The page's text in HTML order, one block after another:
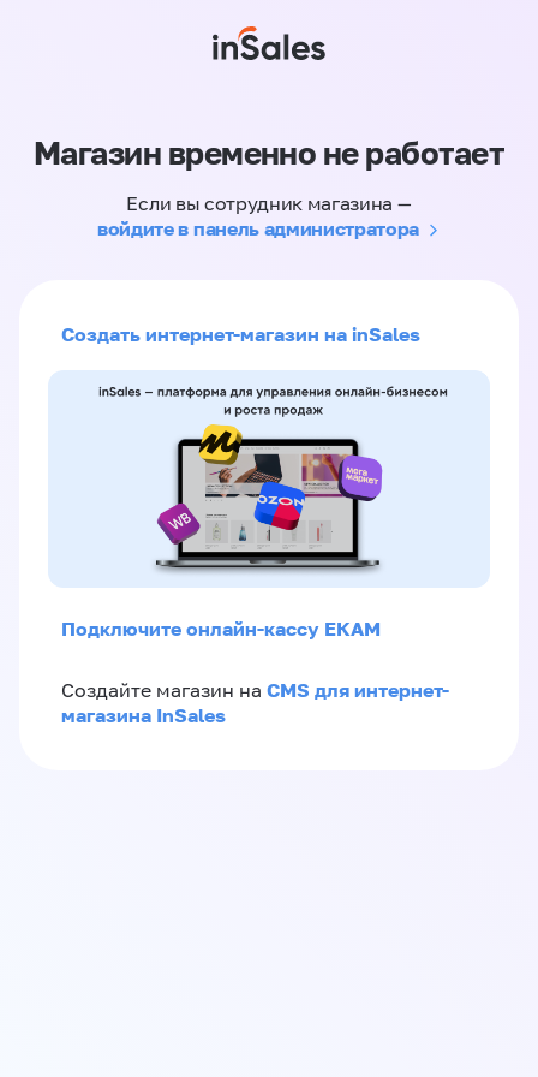
Магазин временно не работает
Если вы сотрудник магазина —
войдите в панель администратора
Создать интернет-магазин на inSales
Подключите онлайн-кассу ЕКАМ
Создайте магазин на CMS для интернет-
магазина InSales